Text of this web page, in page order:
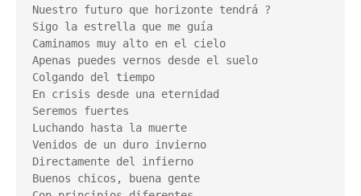
Nuestro futuro que horizonte tendrá ?
Sigo la estrella que me guía
Caminamos muy alto en el cielo
Apenas puedes vernos desde el suelo
Colgando del tiempo
En crisis desde una eternidad
Seremos fuertes
Luchando hasta la muerte
Venidos de un duro invierno
Directamente del infierno
Buenos chicos, buena gente